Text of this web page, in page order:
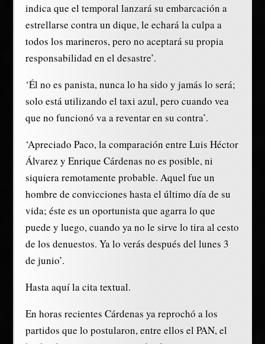
indica que el temporal lanzará su embarcación a
estrellarse contra un dique, le echará la culpa a
todos los marineros, pero no aceptará su propia
responsabilidad en el desastre’.
‘Él no es panista, nunca lo ha sido y jamás lo será;
solo está utilizando el taxi azul, pero cuando vea
que no funcionó va a reventar en su contra’.
‘Apreciado Paco, la comparación entre Luis Héctor
Álvarez y Enrique Cárdenas no es posible, ni
siquiera remotamente probable. Aquel fue un
hombre de convicciones hasta el último día de su
vida; éste es un oportunista que agarra lo que
puede y luego, cuando ya no le sirve lo tira al cesto
de los denuestos. Ya lo verás después del lunes 3
de junio’.
Hasta aquí la cita textual.
En horas recientes Cárdenas ya reprochó a los
partidos que lo postularon, entre ellos el PAN, el